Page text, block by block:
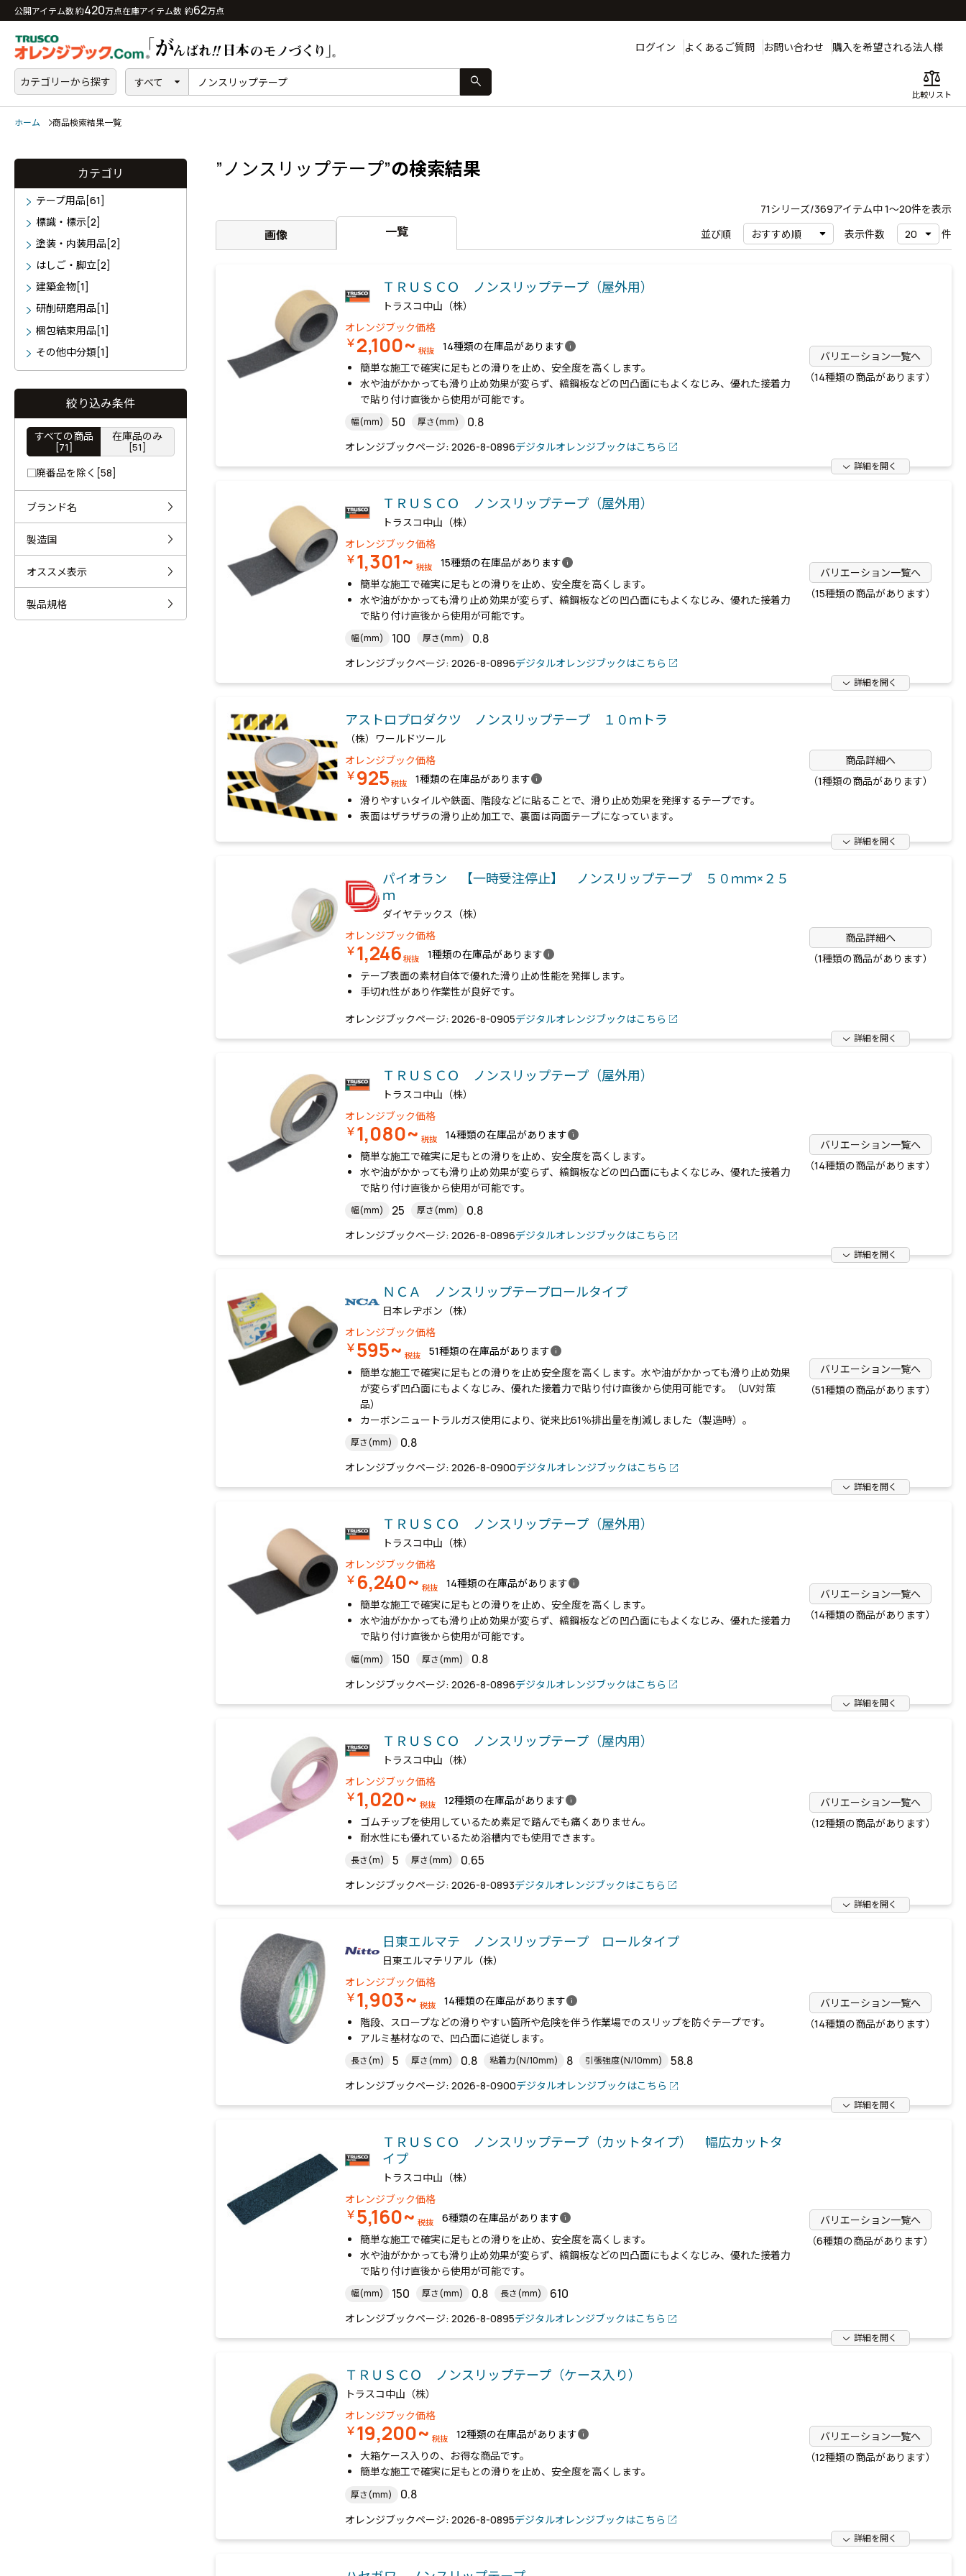
公開アイテム数 約420万点在庫アイテム数 約62万点
ログイン よくあるご質問 お問い合わせ 購入を希望される法人様
カテゴリーから探す すべて search balance
比較リスト
ホーム 商品検索結果一覧
”ノンスリップテープ”の検索結果
71シリーズ/369アイテム中1〜20件を表示
並び順
表示件数 件
画像 一覧
ＴＲＵＳＣＯ ノンスリップテープ（屋外用）
トラスコ中山（株）
オレンジブック価格
￥2,100~ 税抜 14種類の在庫品がありますinfo
バリエーション一覧へ
（14種類の商品があります）
簡単な施工で確実に足もとの滑りを止め、安全度を高くします。
水や油がかかっても滑り止め効果が変らず、縞鋼板などの凹凸面にもよくなじみ、優れた接着力
で貼り付け直後から使用が可能です。
幅(mm) 50 厚さ(mm) 0.8
オレンジブックページ: 2026-8-0896デジタルオレンジブックはこちら
詳細を開く
ＴＲＵＳＣＯ ノンスリップテープ（屋外用）
トラスコ中山（株）
オレンジブック価格
￥1,301~ 税抜 15種類の在庫品がありますinfo
バリエーション一覧へ
（15種類の商品があります）
簡単な施工で確実に足もとの滑りを止め、安全度を高くします。
水や油がかかっても滑り止め効果が変らず、縞鋼板などの凹凸面にもよくなじみ、優れた接着力
で貼り付け直後から使用が可能です。
幅(mm) 100 厚さ(mm) 0.8
オレンジブックページ: 2026-8-0896デジタルオレンジブックはこちら
詳細を開く
アストロプロダクツ ノンスリップテープ １０ｍトラ
（株）ワールドツール
オレンジブック価格
￥925 税抜 1種類の在庫品がありますinfo
商品詳細へ
（1種類の商品があります）
滑りやすいタイルや鉄面、階段などに貼ることで、滑り止め効果を発揮するテープです。
表面はザラザラの滑り止め加工で、裏面は両面テープになっています。
詳細を開く
パイオラン 【一時受注停止】 ノンスリップテープ ５０ｍｍ×２５
ｍ
ダイヤテックス（株）
オレンジブック価格
￥1,246 税抜 1種類の在庫品がありますinfo
商品詳細へ
（1種類の商品があります）
テープ表面の素材自体で優れた滑り止め性能を発揮します。
手切れ性があり作業性が良好です。
オレンジブックページ: 2026-8-0905デジタルオレンジブックはこちら
詳細を開く
ＴＲＵＳＣＯ ノンスリップテープ（屋外用）
トラスコ中山（株）
オレンジブック価格
￥1,080~ 税抜 14種類の在庫品がありますinfo
バリエーション一覧へ
（14種類の商品があります）
簡単な施工で確実に足もとの滑りを止め、安全度を高くします。
水や油がかかっても滑り止め効果が変らず、縞鋼板などの凹凸面にもよくなじみ、優れた接着力
で貼り付け直後から使用が可能です。
幅(mm) 25 厚さ(mm) 0.8
オレンジブックページ: 2026-8-0896デジタルオレンジブックはこちら
詳細を開く
ＮＣＡ ノンスリップテープロールタイプ
日本レヂボン（株）
オレンジブック価格
￥595~ 税抜 51種類の在庫品がありますinfo
バリエーション一覧へ
（51種類の商品があります）
簡単な施工で確実に足もとの滑りを止め安全度を高くします。水や油がかかっても滑り止め効果
が変らず凹凸面にもよくなじみ、優れた接着力で貼り付け直後から使用可能です。（UV対策
品）
カーボンニュートラルガス使用により、従来比61％排出量を削減しました（製造時）。
厚さ(mm) 0.8
オレンジブックページ: 2026-8-0900デジタルオレンジブックはこちら
詳細を開く
ＴＲＵＳＣＯ ノンスリップテープ（屋外用）
トラスコ中山（株）
オレンジブック価格
￥ 6,240~ 税抜 14種類の在庫品がありますinfo
バリエーション一覧へ
（14種類の商品があります）
簡単な施工で確実に足もとの滑りを止め、安全度を高くします。
水や油がかかっても滑り止め効果が変らず、縞鋼板などの凹凸面にもよくなじみ、優れた接着力
で貼り付け直後から使用が可能です。
幅(mm) 150 厚さ(mm) 0.8
オレンジブックページ: 2026-8-0896デジタルオレンジブックはこちら
詳細を開く
ＴＲＵＳＣＯ ノンスリップテープ（屋内用）
トラスコ中山（株）
オレンジブック価格
￥1,020~ 税抜 12種類の在庫品がありますinfo
バリエーション一覧へ
（12種類の商品があります）
ゴムチップを使用しているため素足で踏んでも痛くありません。
耐水性にも優れているため浴槽内でも使用できます。
長さ(m) 5 厚さ(mm) 0.65
オレンジブックページ: 2026-8-0893デジタルオレンジブックはこちら
詳細を開く
日東エルマテ ノンスリップテープ ロールタイプ
日東エルマテリアル（株）
オレンジブック価格
￥1,903~ 税抜 14種類の在庫品がありますinfo
バリエーション一覧へ
（14種類の商品があります）
階段、スロープなどの滑りやすい箇所や危険を伴う作業場でのスリップを防ぐテープです。
アルミ基材なので、凹凸面に追従します。
長さ(m) 5 厚さ(mm) 0.8 粘着力(N/10mm) 8 引張強度(N/10mm) 58.8
オレンジブックページ: 2026-8-0900デジタルオレンジブックはこちら
詳細を開く
ＴＲＵＳＣＯ ノンスリップテープ（カットタイプ） 幅広カットタ
イプ
トラスコ中山（株）
オレンジブック価格
￥5,160~ 税抜 6種類の在庫品がありますinfo
バリエーション一覧へ
（6種類の商品があります）
簡単な施工で確実に足もとの滑りを止め、安全度を高くします。
水や油がかかっても滑り止め効果が変らず、縞鋼板などの凹凸面にもよくなじみ、優れた接着力
で貼り付け直後から使用が可能です。
幅(mm) 150 厚さ(mm) 0.8 長さ(mm) 610
オレンジブックページ: 2026-8-0895デジタルオレンジブックはこちら
詳細を開く
ＴＲＵＳＣＯ ノンスリップテープ（ケース入り）
トラスコ中山（株）
オレンジブック価格
￥19,200~ 税抜 12種類の在庫品がありますinfo
バリエーション一覧へ
（12種類の商品があります）
大箱ケース入りの、お得な商品です。
簡単な施工で確実に足もとの滑りを止め、安全度を高くします。
厚さ(mm) 0.8
オレンジブックページ: 2026-8-0895デジタルオレンジブックはこちら
詳細を開く
カテゴリ
テープ用品[61]
標識・標示[2]
塗装・内装用品[2]
はしご・脚立[2]
建築金物[1]
研削研磨用品[1]
梱包結束用品[1]
その他中分類[1]
絞り込み条件
すべての商品
[71]
在庫品のみ
[51]
廃番品を除く[58]
ブランド名
製造国
オススメ表示
製品規格